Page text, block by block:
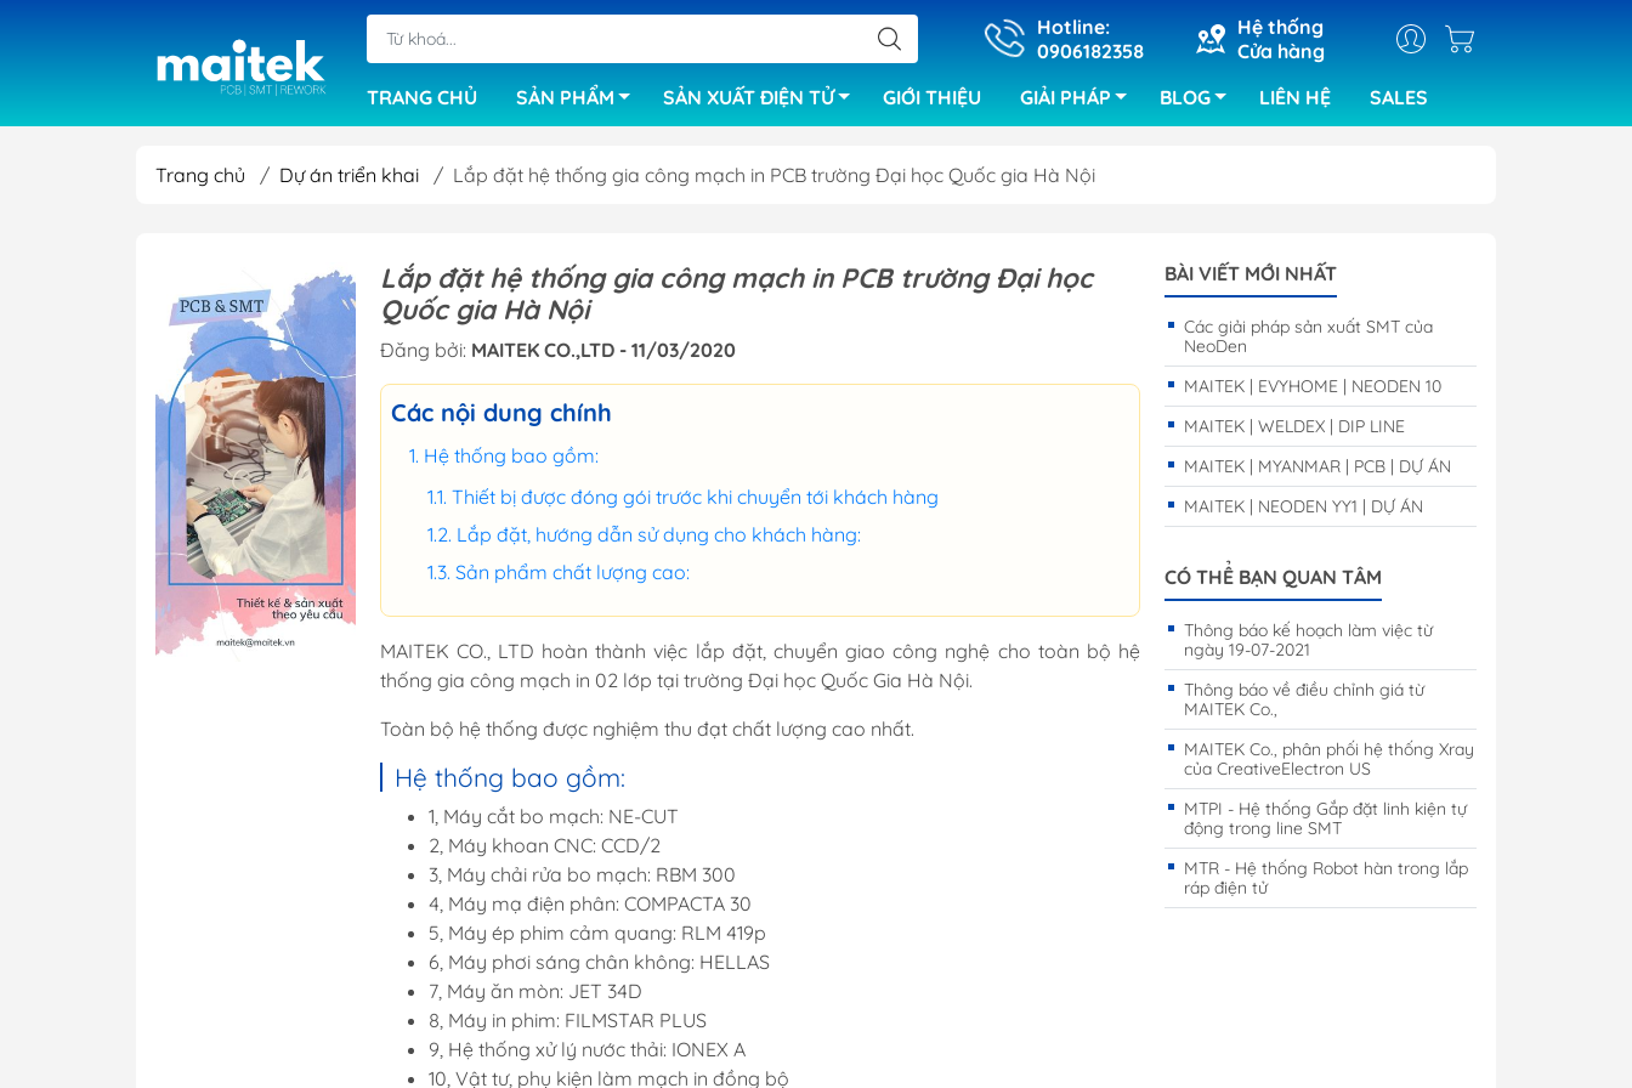
Hotline:
0906182358
Hệ thống
Cửa hàng
TRANG CHỦ
SẢN PHẨM
Máy khoan cơ
Máy ép đa lớp
Máy sấy khô PCB
Phần mềm
Máy in phim
Máy làm mạch in tự động
Máy chải rửa bo mạch
Máy ép phim
Máy hiện hình, ăn mòn
Bể mạ điện phân
Máy chụp UV
Máy SMT bán tự động
Máy kiểm tra chất lượng
PCB
Xử lý bề mặt
Xử lý nước thải
Vật tư tiêu hao
Hệ thống mẫu SMT
Máy gắp đặt linh kiện
Máy in kem hàn
Lò hàn reflow
Lò hàn selective
Lò hàn sóng
Máy rửa, làm sạch bo
Tủ bảo quản linh kiện
Thiết bị xử lý linh kiện cắm
Profile nhiệt
Máy kiểm tra Xray
Máy kiểm tra Xray
Thiết bị kiểm tra bảng
mạch PCB,linh kiện của ABI
Hệ thống kiểm tra lỗi bo
Máy cắt khắc laser
Máy hàn chip set
Hệ thống mẫu PCB
Hệ thống mẫu SMT
MARTIN
MADELL
SẢN XUẤT ĐIỆN TỬ GIỚI THIỆU GIẢI PHÁP BLOG LIÊN HỆ SALES
Trang chủ / Dự án triển khai / Lắp đặt hệ thống gia công mạch in PCB trường Đại học Quốc gia Hà Nội
Lắp đặt hệ thống gia công mạch in PCB trường Đại học
Quốc gia Hà Nội
Đăng bởi: MAITEK CO.,LTD - 11/03/2020
Các nội dung chính
Hệ thống bao gồm:
Thiết bị được đóng gói trước khi chuyển tới khách hàng
Lắp đặt, hướng dẫn sử dụng cho khách hàng:
Sản phẩm chất lượng cao:
MAITEK CO., LTD hoàn thành việc lắp đặt, chuyển giao công nghệ cho toàn bộ hệ
thống gia công mạch in 02 lớp tại trường Đại học Quốc Gia Hà Nội.
Toàn bộ hệ thống được nghiệm thu đạt chất lượng cao nhất.
Hệ thống bao gồm:
1, Máy cắt bo mạch: NE-CUT
2, Máy khoan CNC: CCD/2
3, Máy chải rửa bo mạch: RBM 300
4, Máy mạ điện phân: COMPACTA 30
5, Máy ép phim cảm quang: RLM 419p
6, Máy phơi sáng chân không: HELLAS
7, Máy ăn mòn: JET 34D
8, Máy in phim: FILMSTAR PLUS
9, Hệ thống xử lý nước thải: IONEX A
10, Vật tư, phụ kiện làm mạch in đồng bộ
BÀI VIẾT MỚI NHẤT
Các giải pháp sản xuất SMT của
NeoDen
MAITEK | EVYHOME | NEODEN 10
MAITEK | WELDEX | DIP LINE
MAITEK | MYANMAR | PCB | DỰ ÁN
MAITEK | NEODEN YY1 | DỰ ÁN
CÓ THỂ BẠN QUAN TÂM
Thông báo kế hoạch làm việc từ
ngày 19-07-2021
Thông báo về điều chỉnh giá từ
MAITEK Co.,
MAITEK Co., phân phối hệ thống Xray
của CreativeElectron US
MTPI - Hệ thống Gắp đặt linh kiện tự
động trong line SMT
MTR - Hệ thống Robot hàn trong lắp
ráp điện tử